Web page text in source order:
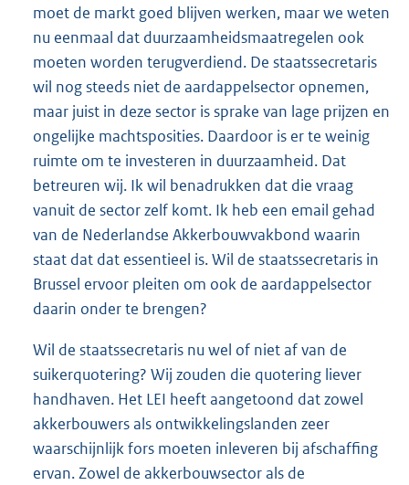
moet de markt goed blijven werken, maar we weten
nu eenmaal dat duurzaamheidsmaatregelen ook
moeten worden terugverdiend. De staatssecretaris
wil nog steeds niet de aardappelsector opnemen,
maar juist in deze sector is sprake van lage prijzen en
ongelijke machtsposities. Daardoor is er te weinig
ruimte om te investeren in duurzaamheid. Dat
betreuren wij. Ik wil benadrukken dat die vraag
vanuit de sector zelf komt. Ik heb een email gehad
van de Nederlandse Akkerbouwvakbond waarin
staat dat dat essentieel is. Wil de staatssecretaris in
Brussel ervoor pleiten om ook de aardappelsector
daarin onder te brengen?
Wil de staatssecretaris nu wel of niet af van de
suikerquotering? Wij zouden die quotering liever
handhaven. Het LEI heeft aangetoond dat zowel
akkerbouwers als ontwikkelingslanden zeer
waarschijnlijk fors moeten inleveren bij afschaffing
ervan. Zowel de akkerbouwsector als de